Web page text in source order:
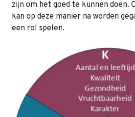
zijn om het goed te kunnen doen.
kan op deze manier na worden
een rol spelen.